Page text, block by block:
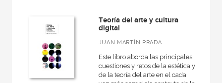
Teoría del arte y cultura
digital
JUAN MARTÍN PRADA
Este libro aborda las principales
cuestiones y retos de la estética y
de la teoría del arte en el cada